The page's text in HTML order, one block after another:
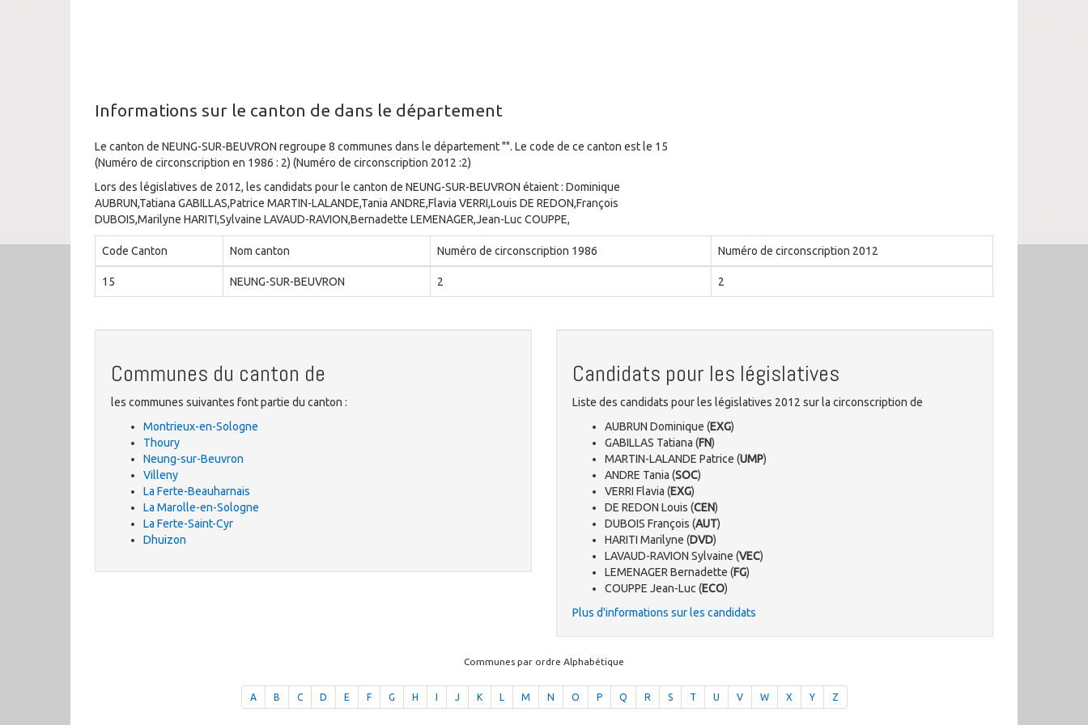
Informations sur le canton de dans le département
Le canton de NEUNG-SUR-BEUVRON regroupe 8 communes dans le département "". Le code de ce canton est le 15
(Numéro de circonscription en 1986 : 2) (Numéro de circonscription 2012 :2)
Lors des législatives de 2012, les candidats pour le canton de NEUNG-SUR-BEUVRON étaient : Dominique
AUBRUN,Tatiana GABILLAS,Patrice MARTIN-LALANDE,Tania ANDRE,Flavia VERRI,Louis DE REDON,François
DUBOIS,Marilyne HARITI,Sylvaine LAVAUD-RAVION,Bernadette LEMENAGER,Jean-Luc COUPPE,
Code Canton Nom canton Numéro de circonscription 1986 Numéro de circonscription 2012
15 NEUNG-SUR-BEUVRON 2 2
Communes du canton de
les communes suivantes font partie du canton :
Montrieux-en-Sologne
Thoury
Neung-sur-Beuvron
Villeny
La Ferte-Beauharnais
La Marolle-en-Sologne
La Ferte-Saint-Cyr
Dhuizon
Candidats pour les législatives
Liste des candidats pour les législatives 2012 sur la circonscription de
AUBRUN Dominique (EXG)
GABILLAS Tatiana (FN)
MARTIN-LALANDE Patrice (UMP)
ANDRE Tania (SOC)
VERRI Flavia (EXG)
DE REDON Louis (CEN)
DUBOIS François (AUT)
HARITI Marilyne (DVD)
LAVAUD-RAVION Sylvaine (VEC)
LEMENAGER Bernadette (FG)
COUPPE Jean-Luc (ECO)
Plus d'informations sur les candidats
Communes par ordre Alphabétique
A B C D E F G H I J K L M N O P Q R S T U V W X Y Z